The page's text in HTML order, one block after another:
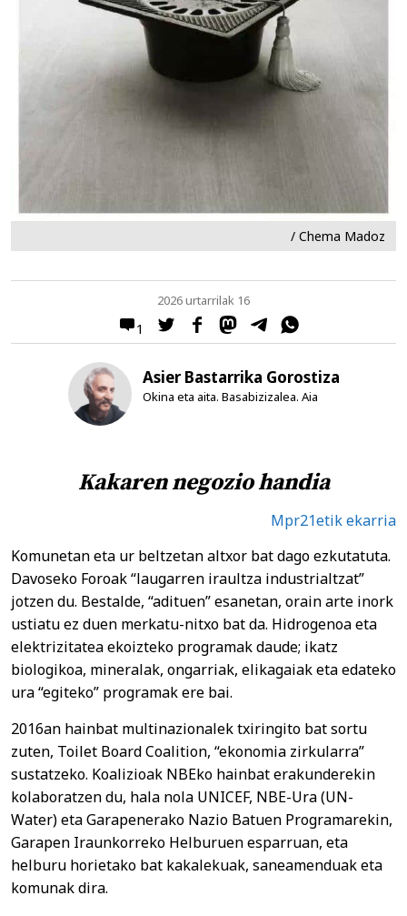
/ Chema Madoz
1
2026 urtarrilak 16
Asier Bastarrika Gorostiza
Okina eta aita. Basabizizalea. Aia
Kakaren negozio handia
Mpr21etik ekarria
Komunetan eta ur beltzetan altxor bat dago ezkutatuta.
Davoseko Foroak “laugarren iraultza industrialtzat”
jotzen du. Bestalde, “adituen” esanetan, orain arte inork
ustiatu ez duen merkatu-nitxo bat da. Hidrogenoa eta
elektrizitatea ekoizteko programak daude; ikatz
biologikoa, mineralak, ongarriak, elikagaiak eta edateko
ura “egiteko” programak ere bai.
2016an hainbat multinazionalek txiringito bat sortu
zuten, Toilet Board Coalition, “ekonomia zirkularra”
sustatzeko. Koalizioak NBEko hainbat erakunderekin
kolaboratzen du, hala nola UNICEF, NBE-Ura (UN-
Water) eta Garapenerako Nazio Batuen Programarekin,
Garapen Iraunkorreko Helburuen esparruan, eta
helburu horietako bat kakalekuak, saneamenduak eta
komunak dira.